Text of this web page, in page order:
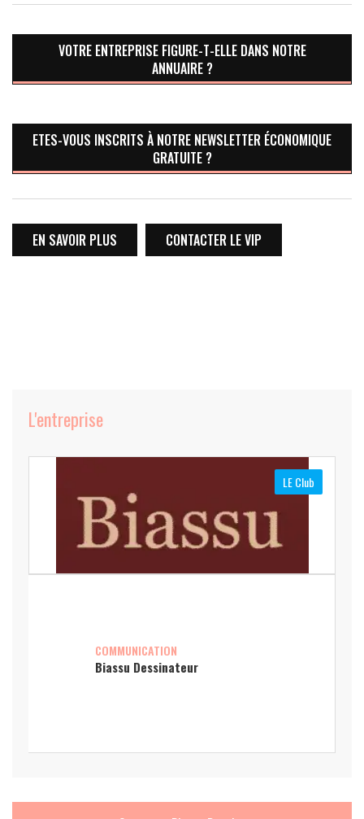
VOTRE ENTREPRISE FIGURE-T-ELLE DANS NOTRE
ANNUAIRE ?
ETES-VOUS INSCRITS À NOTRE NEWSLETTER ÉCONOMIQUE
GRATUITE ?
EN SAVOIR PLUS CONTACTER LE VIP
L'entreprise
LE Club
COMMUNICATION
Biassu Dessinateur